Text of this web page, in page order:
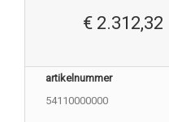
€ 2.312,32
artikelnummer
54110000000